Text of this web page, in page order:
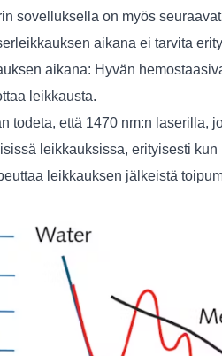
sovelluksella on myös
aikana ei tarvita
aikana: Hyvän
leikkausta.
todeta, että 1470 nm:n laserilla,
leikkauksissa, erityisesti
leikkauksen jälkeistä